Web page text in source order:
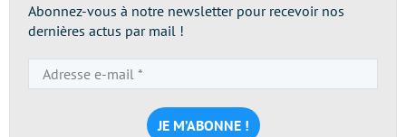
Abonnez-vous à notre newsletter pour recevoir nos
dernières actus par mail !
e-
mail
*